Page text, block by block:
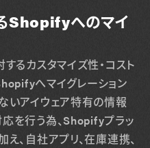
Shopifyへのマイ
るカスタマイズ性・コスト
へマイグレーション
いアイウェア特有の情報
を行う為、Shopifyプラッ
、自社アプリ、在庫連携、